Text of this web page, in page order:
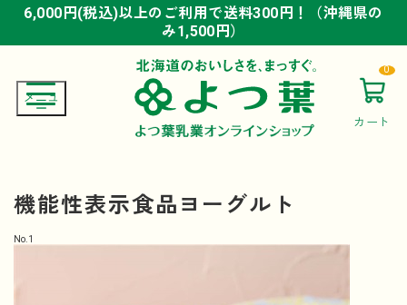
6,000円(税込)以上のご利用で送料300円！（沖縄県の
み1,500円）
6,000円(税込)以上のご利用で送料300円！（沖縄県の
み1,500円）
6,000円(税込)以上のご利用で送料300円！（沖縄県の
み1,500円）
カート
0
機能性表示食品ヨーグルト
No. 1